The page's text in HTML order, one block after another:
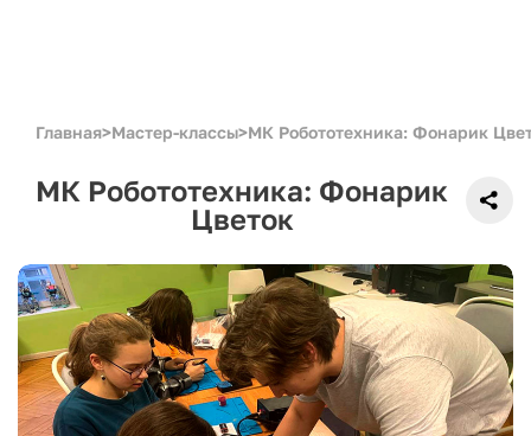
Главная>Мастер-классы>МК Робототехника: Фонарик
МК Робототехника: Фонарик
Цветок